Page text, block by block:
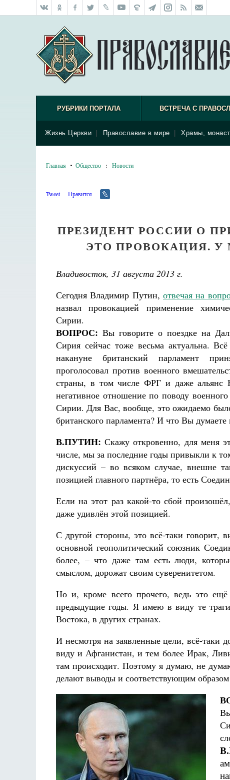
РУБРИКИ ПОРТАЛА ВСТРЕЧА С
Жизнь Церкви Православие в мире Храмы,
Главная Общество : Новости
Tweet Нравится
ПРЕЗИДЕНТ РОССИИ О
ЭТО ПРОВОКАЦИЯ.
Владивосток, 31 августа 2013 г.
Сегодня Владимир Путин, отвечая на
назвал провокацией применение
Сирии.
ВОПРОС: Вы говорите о поездке на
Сирия сейчас тоже весьма актуальна.
накануне британский парламент
проголосовал против военного
страны, в том числе ФРГ и даже
негативное отношение по поводу
Сирии. Для Вас, вообще, это ожидаемо
британского парламента? И что Вы
В.ПУТИН: Скажу откровенно, для меня
числе, мы за последние годы привыкли к
дискуссий – во всяком случае, внешне
позицией главного партнёра, то есть
Если на этот раз какой-то сбой
даже удивлён этой позицией.
С другой стороны, это всё-таки говорит,
основной геополитический союзник
более, – что даже там есть люди,
смыслом, дорожат своим суверенитетом.
Но и, кроме всего прочего, ведь это ещё
предыдущие годы. Я имею в виду те
Востока, в других странах.
И несмотря на заявленные цели, всё-таки
виду и Афганистан, и тем более Ирак,
там происходит. Поэтому я думаю, не
делают выводы и соответствующим
Разлуки не будет
Фредерика де Грааф